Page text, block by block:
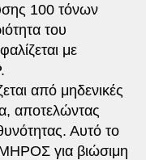
100 τόνων
του
με
από μηδενικές
αποτελώντας
Αυτό το
για βιώσιμη